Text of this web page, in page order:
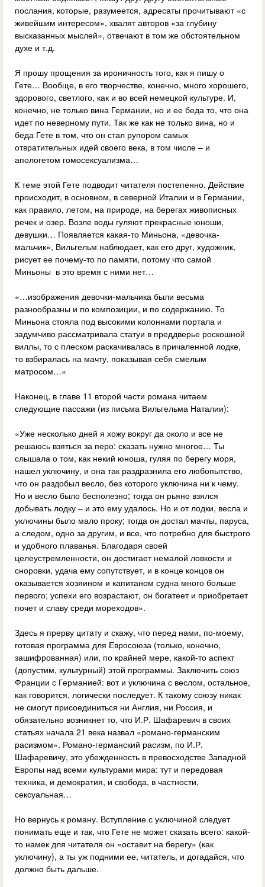
послания, которые, разумеется, адресаты прочитывают «с
живейшим интересом», хвалят авторов «за глубину
высказанных мыслей», отвечают в том же обстоятельном
духе и т.д.
Я прошу прощения за ироничность того, как я пишу о
Гете… Вообще, в его творчестве, конечно, много хорошего,
здорового, светлого, как и во всей немецкой культуре. И,
конечно, не только вина Германии, но и ее беда то, что она
идет по неверному пути. Так же как не только вина, но и
беда Гете в том, что он стал рупором самых
отвратительных идей своего века, в том числе – и
апологетом гомосексуализма…
К теме этой Гете подводит читателя постепенно. Действие
происходит, в основном, в северной Италии и в Германии,
как правило, летом, на природе, на берегах живописных
речек и озер. Возле воды гуляют прекрасные юноши,
девушки… Появляется какая-то Миньона, «девочка-
мальчик», Вильгельм наблюдает, как его друг, художник,
рисует ее почему-то по памяти, потому что самой
Миньоны в это время с ними нет…
«…изображения девочки‑мальчика были весьма
разнообразны и по композиции, и по содержанию. То
Миньона стояла под высокими колоннами портала и
задумчиво рассматривала статуи в преддверье роскошной
виллы, то с плеском раскачивалась в причаленной лодке,
то взбиралась на мачту, показывая себя смелым
матросом…»
Наконец, в главе 11 второй части романа читаем
следующие пассажи (из письма Вильгельма Наталии):
«Уже несколько дней я хожу вокруг да около и все не
решаюсь взяться за перо: сказать нужно многое… Ты
слышала о том, как некий юноша, гуляя по берегу моря,
нашел уключину, и она так раздразнила его любопытство,
что он раздобыл весло, без которого уключина ни к чему.
Но и весло было бесполезно; тогда он рьяно взялся
добывать лодку – и это ему удалось. Но и от лодки, весла и
уключины было мало проку; тогда он достал мачты, паруса,
а следом, одно за другим, и все, что потребно для быстрого
и удобного плаванья. Благодаря своей
целеустремленности, он достигает немалой ловкости и
сноровки, удача ему сопутствует, и в конце концов он
оказывается хозяином и капитаном судна много больше
первого; успехи его возрастают, он богатеет и приобретает
почет и славу среди мореходов».
Здесь я прерву цитату и скажу, что перед нами, по-моему,
готовая программа для Евросоюза (только, конечно,
зашифрованная) или, по крайней мере, какой-то аспект
(допустим, культурный) этой программы. Заключить союз
Франции с Германией: вот и уключина с веслом, остальное,
как говорится, логически последует. К такому союзу никак
не смогут присоединиться ни Англия, ни Россия, и
обязательно возникнет то, что И.Р. Шафаревич в своих
статьях начала 21 века назвал «романо-германским
расизмом». Романо-германский расизм, по И.Р.
Шафаревичу, это убежденность в превосходстве Западной
Европы над всеми культурами мира: тут и передовая
техника, и демократия, и свобода, в частности,
сексуальная…
Но вернусь к роману. Вступление с уключиной следует
понимать еще и так, что Гете не может сказать всего: какой-
то намек для читателя он «оставит на берегу» (как
уключину), а ты уж подними ее, читатель, и догадайся, что
должно быть дальше.